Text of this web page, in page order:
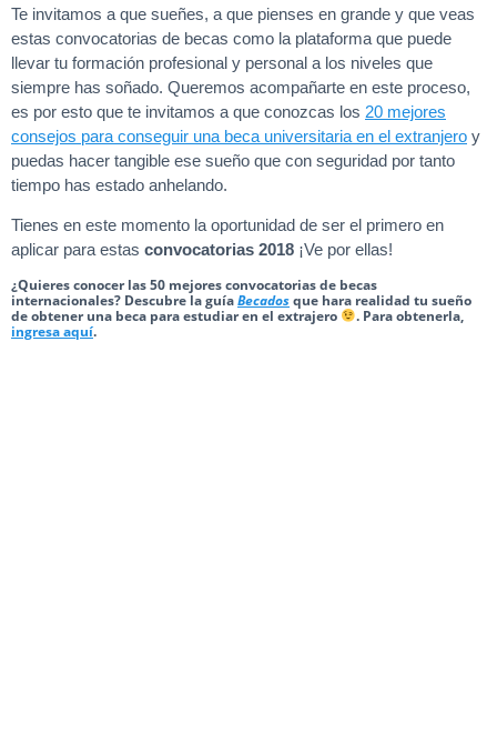
Te invitamos a que sueñes, a que pienses en grande y que veas
estas convocatorias de becas como la plataforma que puede
llevar tu formación profesional y personal a los niveles que
siempre has soñado. Queremos acompañarte en este proceso,
es por esto que te invitamos a que conozcas los 20 mejores
consejos para conseguir una beca universitaria en el extranjero y
puedas hacer tangible ese sueño que con seguridad por tanto
tiempo has estado anhelando.
Tienes en este momento la oportunidad de ser el primero en
aplicar para estas convocatorias 2018 ¡Ve por ellas!
¿Quieres conocer las 50 mejores convocatorias de becas
internacionales? Descubre la guíaBecadosque hara realidad tu sueño
de obtener una beca para estudiar en el extrajero
. Para obtenerla,
ingresa aquí.